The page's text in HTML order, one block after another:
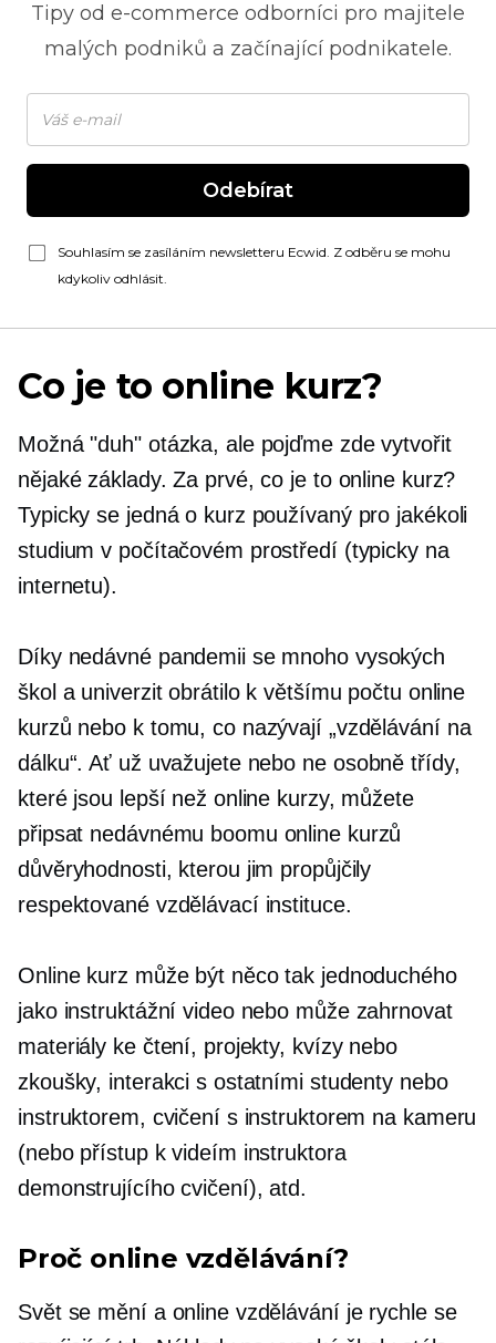
Tipy od e-commerce odborníci pro majitele
malých podniků a začínající podnikatele.
Odebírat
Souhlasím se zasíláním newsletteru Ecwid. Z odběru se mohu
kdykoliv odhlásit.
Co je to online kurz?
Možná "duh" otázka, ale pojďme zde vytvořit
nějaké základy. Za prvé, co je to online kurz?
Typicky se jedná o kurz používaný pro jakékoli
studium v ​​počítačovém prostředí (typicky na
internetu).
Díky nedávné pandemii se mnoho vysokých
škol a univerzit obrátilo k většímu počtu online
kurzů nebo k tomu, co nazývají „vzdělávání na
dálku“. Ať už uvažujete nebo ne osobně třídy,
které jsou lepší než online kurzy, můžete
připsat nedávnému boomu online kurzů
důvěryhodnosti, kterou jim propůjčily
respektované vzdělávací instituce.
Online kurz může být něco tak jednoduchého
jako instruktážní video nebo může zahrnovat
materiály ke čtení, projekty, kvízy nebo
zkoušky, interakci s ostatními studenty nebo
instruktorem, cvičení s instruktorem na kameru
(nebo přístup k videím instruktora
demonstrujícího cvičení), atd.
Proč online vzdělávání?
Svět se mění a online vzdělávání je rychle se